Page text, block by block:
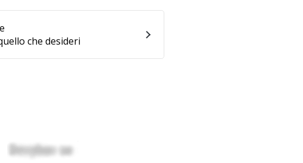
che desideri